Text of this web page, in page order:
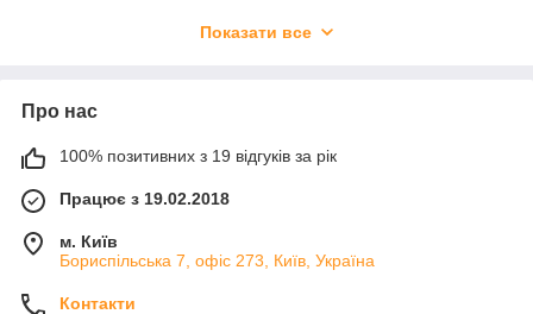
питання, ви завжди можете розраховувати на кваліфіковану
Показати все
Про нас
100% позитивних з 19 відгуків за рік
Працює з 19.02.2018
м. Київ
Бориспільська 7, офіс 273, Київ, Україна
Контакти